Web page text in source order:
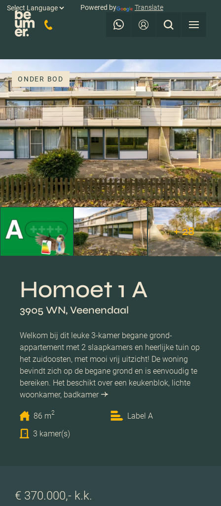
Powered by Translate
ONDER BOD
+ 28
Homoet 1 A
3905 WN, Veenendaal
Welkom bij dit leuke 3-kamer begane grond-
appartement met 2 slaapkamers en heerlijke tuin op
het zuidoosten, met mooi vrij uitzicht! De woning
bevindt zich op de begane grond en is eenvoudig te
bereiken. Het beschikt over een keukenblok, lichte
woonkamer, badkamer
86 m2
Label A
3 kamer(s)
€ 370.000,- k.k.